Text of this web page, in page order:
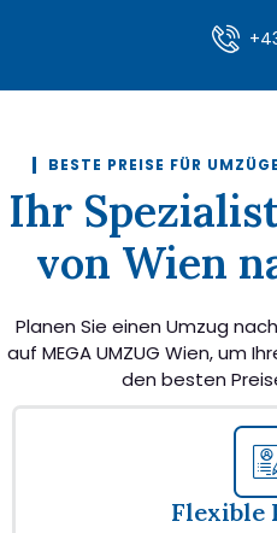
BESTE PREISE FÜR
Ihr
von Wien
Planen Sie einen Umzug
auf MEGA UMZUG Wien, um
den besten
Flexible